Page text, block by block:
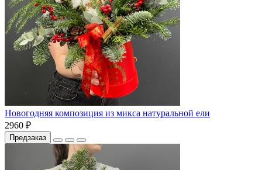
Новогодняя композиция из микса натуральной ели
2960 ₽
Предзаказ